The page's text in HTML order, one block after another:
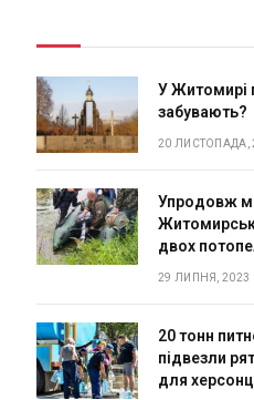
У Житомирі
забувають?
20 ЛИСТОПАДА,
Упродовж
двох
29 ЛИПНЯ, 2023
20 тонн
підвезли
для